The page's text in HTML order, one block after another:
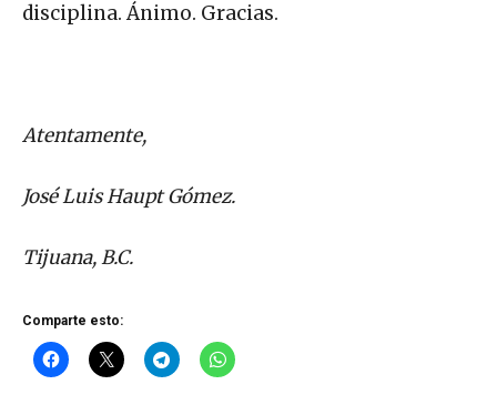
disciplina. Ánimo. Gracias.
Atentamente,
José Luis Haupt Gómez.
Tijuana, B.C.
Comparte esto: